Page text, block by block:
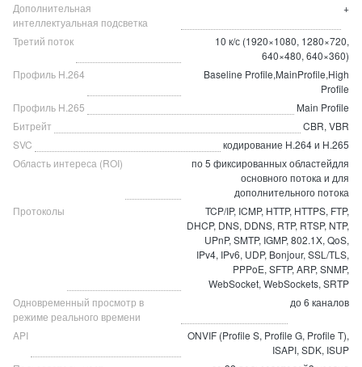
Дополнительная
интеллектуальная подсветка
+
Третий поток
10 к/с (1920×1080, 1280×720,
640×480, 640×360)
Профиль H.264
Baseline Profile,MainProfile,High
Profile
Профиль H.265
Main Profile
Битрейт
CBR, VBR
SVC
кодирование H.264 и H.265
Область интереса (ROI)
по 5 фиксированных областейдля
основного потока и для
дополнительного потока
Протоколы
TCP/IP, ICMP, HTTP, HTTPS, FTP,
DHCP, DNS, DDNS, RTP, RTSP, NTP,
UPnP, SMTP, IGMP, 802.1X, QoS,
IPv4, IPv6, UDP, Bonjour, SSL/TLS,
PPPoE, SFTP, ARP, SNMP,
WebSocket, WebSockets, SRTP
Одновременный просмотр в
режиме реального времени
до 6 каналов
API
ONVIF (Profile S, Profile G, Profile T),
ISAPI, SDK, ISUP